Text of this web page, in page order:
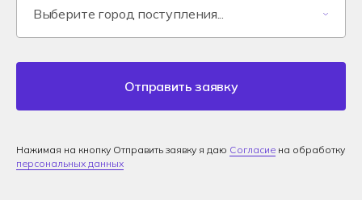
Отправить заявку
Нажимая на кнопку Отправить заявку я даю Согласие на обработку
персональных данных